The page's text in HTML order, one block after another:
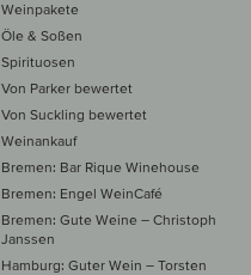
Weinpakete
Öle & Soßen
Spirituosen
Von Parker bewertet
Von Suckling bewertet
Weinankauf
Bremen: Bar Rique Winehouse
Bremen: Engel WeinCafé
Bremen: Gute Weine – Christoph
Janssen
Hamburg: Guter Wein – Torsten